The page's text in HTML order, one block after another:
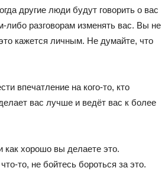
другие люди будут говорить о вас
либо разговорам изменять вас. Вы не
кажется личным. Не думайте, что
впечатление на кого-то, кто
вас лучше и ведёт вас к более
как хорошо вы делаете это.
то, не бойтесь бороться за это.